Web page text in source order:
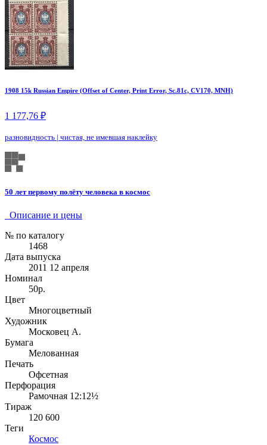
1908 15k Russian Empire (Offset of Center, Print Error, Sc.81c, CV170, MNH)
1 177,76 ₽
разновидность | чистая, не имевшая наклейку
50 лет первому полёту человека в космос
Описание и цены
№ по каталогу
1468
Дата выпуска
2011 12 апреля
Номинал
50р.
Цвет
Многоцветный
Художник
Московец А.
Бумага
Мелованная
Печать
Офсетная
Перфорация
Рамочная 12:12½
Тираж
120 600
Теги
Космос